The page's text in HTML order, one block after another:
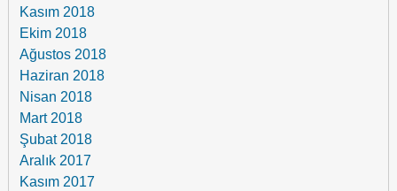
Kasım 2018
Ekim 2018
Ağustos 2018
Haziran 2018
Nisan 2018
Mart 2018
Şubat 2018
Aralık 2017
Kasım 2017